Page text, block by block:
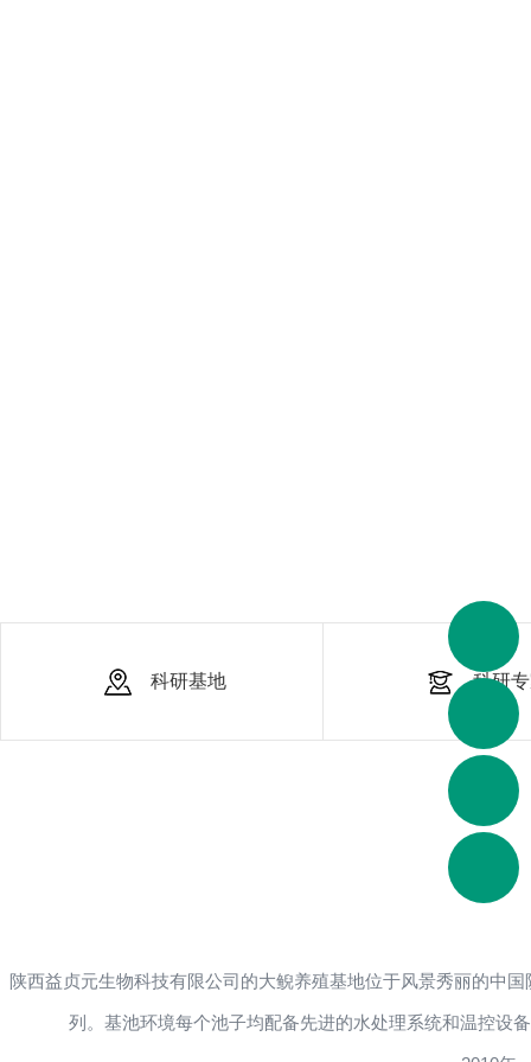
科研基地 科研
陕西益贞元生物科技有限公司的大鲵养殖基地位于风景秀丽的中
列。基池环境每个池子均配备先进的水处理系统和温控设